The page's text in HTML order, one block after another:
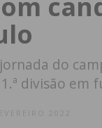
jornada do
divisão em